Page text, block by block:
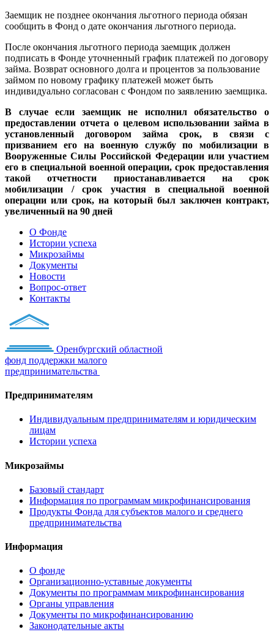
Заемщик не позднее окончания льготного периода обязан
сообщить в Фонд о дате окончания льготного периода.
После окончания льготного периода заемщик должен
подписать в Фонде уточненный график платежей по договору
займа. Возврат основного долга и процентов за пользование
займом по новому графику платежей может быть
индивидуально согласован с Фондом по заявлению заемщика.
В случае если заемщик не исполнил обязательство о
предоставлении отчета о целевом использовании займа в
установленный договором займа срок, в связи с
призванием его на военную службу по мобилизации в
Вооруженные Силы Российской Федерации или участием
его в специальной военной операции, срок предоставления
такой отчетности приостанавливается на срок
мобилизации / срок участия в специальной военной
операции или срок, на который был заключен контракт,
увеличенный на 90 дней
О Фонде
Истории успеха
Микрозаймы
Документы
Новости
Вопрос-ответ
Контакты
Оренбургский областной
фонд поддержки малого
предпринимательства
Предпринимателям
Индивидуальным предпринимателям и юридическим
лицам
Истории успеха
Микрозаймы
Базовый стандарт
Информация по программам микрофинансирования
Продукты Фонда для субъектов малого и среднего
предпринимательства
Информация
О фонде
Организационно-уставные документы
Документы по программам микрофинансирования
Органы управления
Документы по микрофинансированию
Законодательные акты